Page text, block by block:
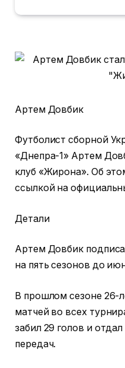
Артем Довбик
Футболист сборной
«Днепра-1» Артем
клуб «Жирона». Об
ссылкой на
Детали
Артем Довбик
на пять сезонов до
В прошлом сезоне 26-
матчей во всех
забил 29 голов и
передач.